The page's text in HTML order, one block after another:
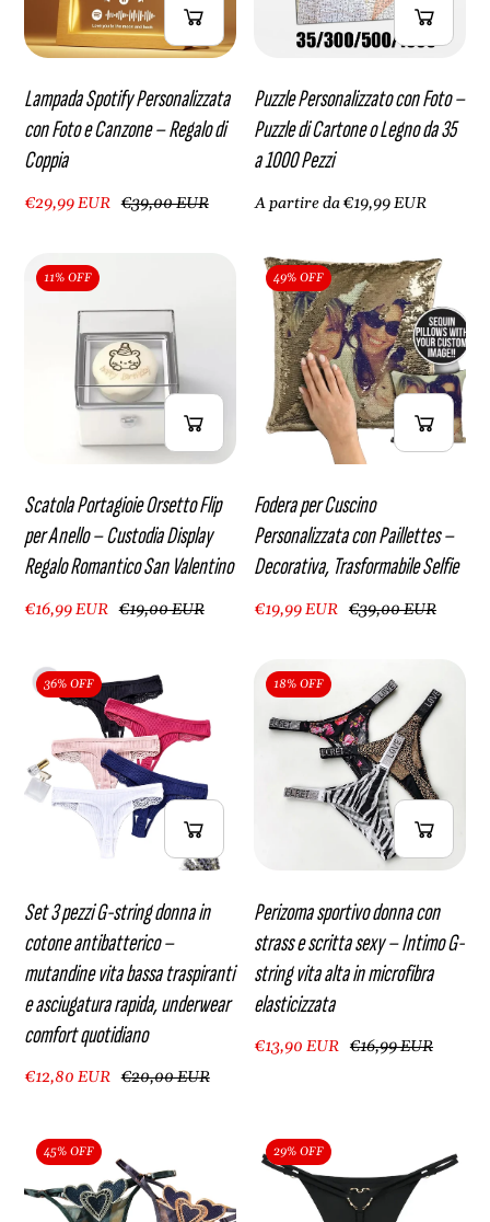
Lampada Spotify Personalizzata
con Foto e Canzone – Regalo di
Coppia
€29,99 EUR €39,00 EUR
Puzzle Personalizzato con Foto –
Puzzle di Cartone o Legno da 35
a 1000 Pezzi
A partire da €19,99 EUR
11% OFF
Scatola Portagioie Orsetto Flip
per Anello – Custodia Display
Regalo Romantico San Valentino
€16,99 EUR €19,00 EUR
49% OFF
Fodera per Cuscino
Personalizzata con Paillettes –
Decorativa, Trasformabile Selfie
€19,99 EUR €39,00 EUR
36% OFF
Set 3 pezzi G-string donna in
cotone antibatterico –
mutandine vita bassa traspiranti
e asciugatura rapida, underwear
comfort quotidiano
€12,80 EUR €20,00 EUR
18% OFF
Perizoma sportivo donna con
strass e scritta sexy – Intimo G-
string vita alta in microfibra
elasticizzata
€13,90 EUR €16,99 EUR
45% OFF 29% OFF